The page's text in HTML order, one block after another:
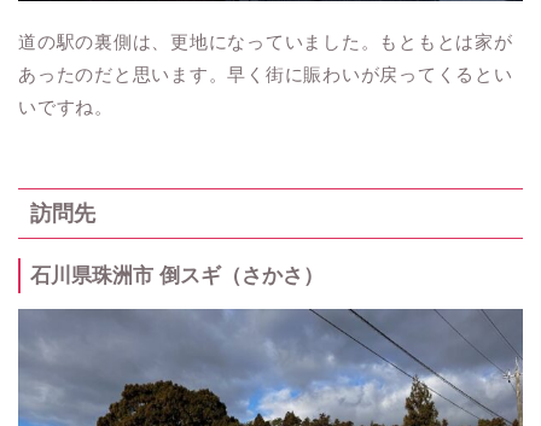
道の駅の裏側は、更地になっていました。もともとは家が
あったのだと思います。早く街に賑わいが戻ってくるとい
いですね。
訪問先
石川県珠洲市 倒スギ（さかさ）